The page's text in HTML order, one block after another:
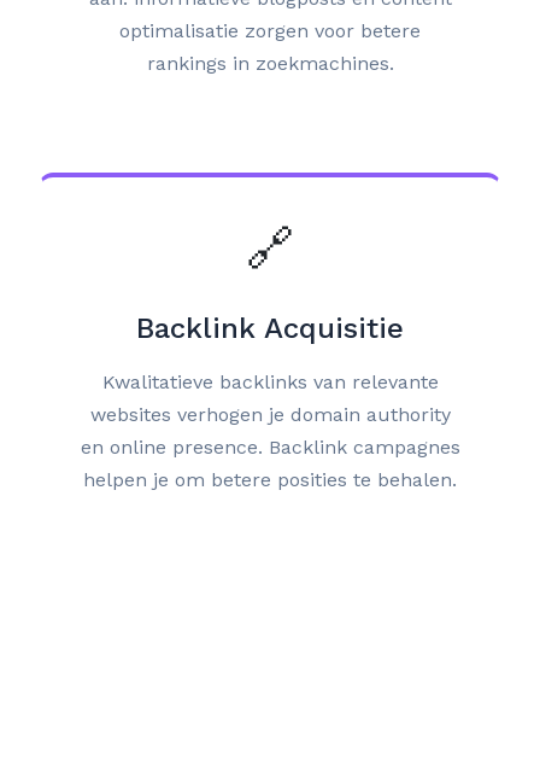
optimalisatie zorgen voor betere
rankings in zoekmachines.
🔗
Backlink Acquisitie
Kwalitatieve backlinks van relevante
websites verhogen je domain authority
en online presence. Backlink campagnes
helpen je om betere posities te behalen.